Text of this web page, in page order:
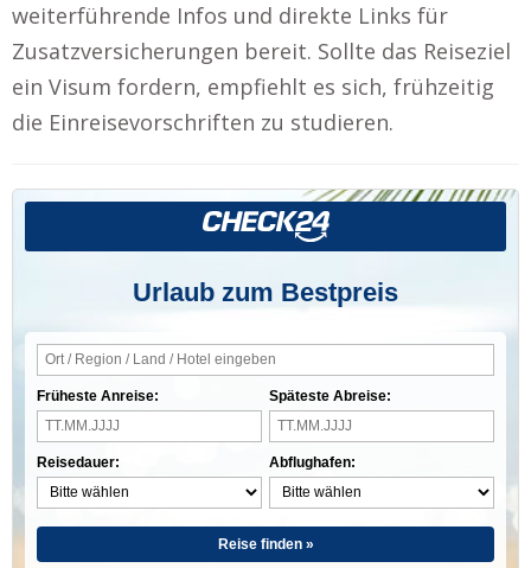
weiterführende Infos und direkte Links für
Zusatzversicherungen bereit. Sollte das Reiseziel
ein Visum fordern, empfiehlt es sich, frühzeitig
die Einreisevorschriften zu studieren.
Urlaub zum Bestpreis
Früheste Anreise:
Reisedauer:
Späteste Abreise:
Abflughafen:
Reise finden »